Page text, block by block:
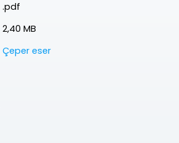
.pdf
2,40 MB
Çeper eser